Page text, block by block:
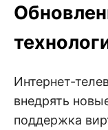
Интернет-
внедрять
поддержка